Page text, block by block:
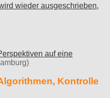
wieder ausgeschrieben,
auf eine
Kontrolle